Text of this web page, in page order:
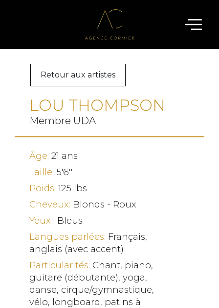
Retour aux artistes
LOU THOMPSON
Membre UDA
Âge: 21 ans
Taille: 5'6''
Poids: 125 lbs
Cheveux: Blonds - Roux
Yeux : Bleus
Langues parlées: Français,
anglais (avec accent)
Particularités: Chant, piano,
guitare (débutante), yoga,
danse, cirque/gymnastique,
vélo, longboard, patins à